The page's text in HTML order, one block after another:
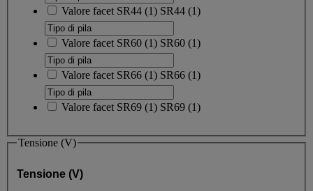
Valore facet SR44 (1) SR44 (1)
Valore facet SR60 (1) SR60 (1)
Valore facet SR66 (1) SR66 (1)
Valore facet SR69 (1) SR69 (1)
Tensione (V)
Tensione (V)